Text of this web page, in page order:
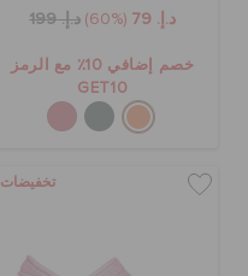
د.إ. 79 (60%) د.إ. 199
خصم إضافي 10٪ مع الرمز
GET10
تخفيضات